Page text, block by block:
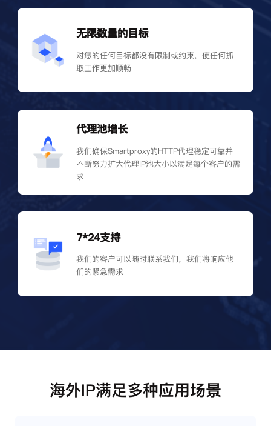
无限数量的目标
对您的任何目标都没有限制或约束，使任何抓
取工作更加顺畅
代理池增长
我们确保Smartproxy的HTTP代理稳定可靠并
不断努力扩大代理IP池大小以满足每个客户的需
求
7*24支持
我们的客户可以随时联系我们，我们将响应他
们的紧急需求
海外IP满足多种应用场景